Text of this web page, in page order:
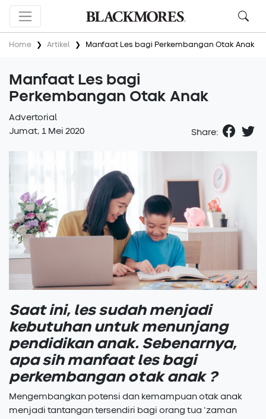
Tekan enter untuk menambah keyword dan
Rekomendasi Keyword
kebiasaan liburan nyeri sendi pencernaan
Penyakit Gusi
Home Artikel Manfaat Les bagi Perkembangan Otak Anak
Manfaat Les bagi
Perkembangan Otak Anak
Advertorial
Jumat, 1 Mei 2020
Share:
Saat ini, les sudah menjadi
kebutuhan untuk menunjang
pendidikan anak. Sebenarnya,
apa sih manfaat les bagi
perkembangan otak anak ?
Mengembangkan potensi dan kemampuan otak anak
menjadi tantangan tersendiri bagi orang tua 'zaman